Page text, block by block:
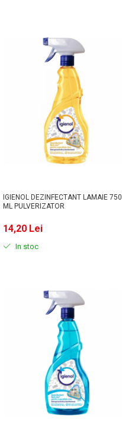
IGIENOL DEZINFECTANT LAMAIE 750
ML PULVERIZATOR
14,20 Lei
In stoc